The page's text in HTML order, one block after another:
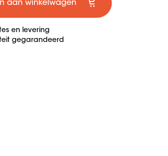
aan winkelwagen
en levering
gegarandeerd